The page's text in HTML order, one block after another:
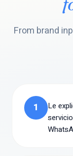
From brand
1
Le